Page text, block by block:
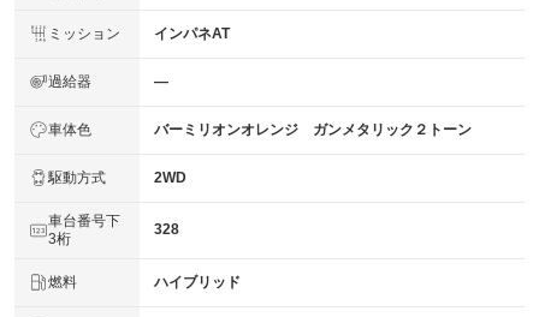
ミッション インパネAT
過給器 ―
車体色 バーミリオンオレンジ ガンメタリック２トーン
駆動方式 2WD
車台番号下
3桁
328
燃料 ハイブリッド